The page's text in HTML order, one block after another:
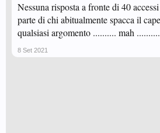
Nessuna risposta a fronte di 40
parte di chi abitualmente spacca il
qualsiasi argomento .......... mah
8 Set 2021